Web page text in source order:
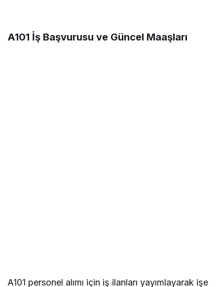
A101 İş Başvurusu ve Güncel Maaşları
A101 personel alımı için iş ilanları yayımlayarak işe